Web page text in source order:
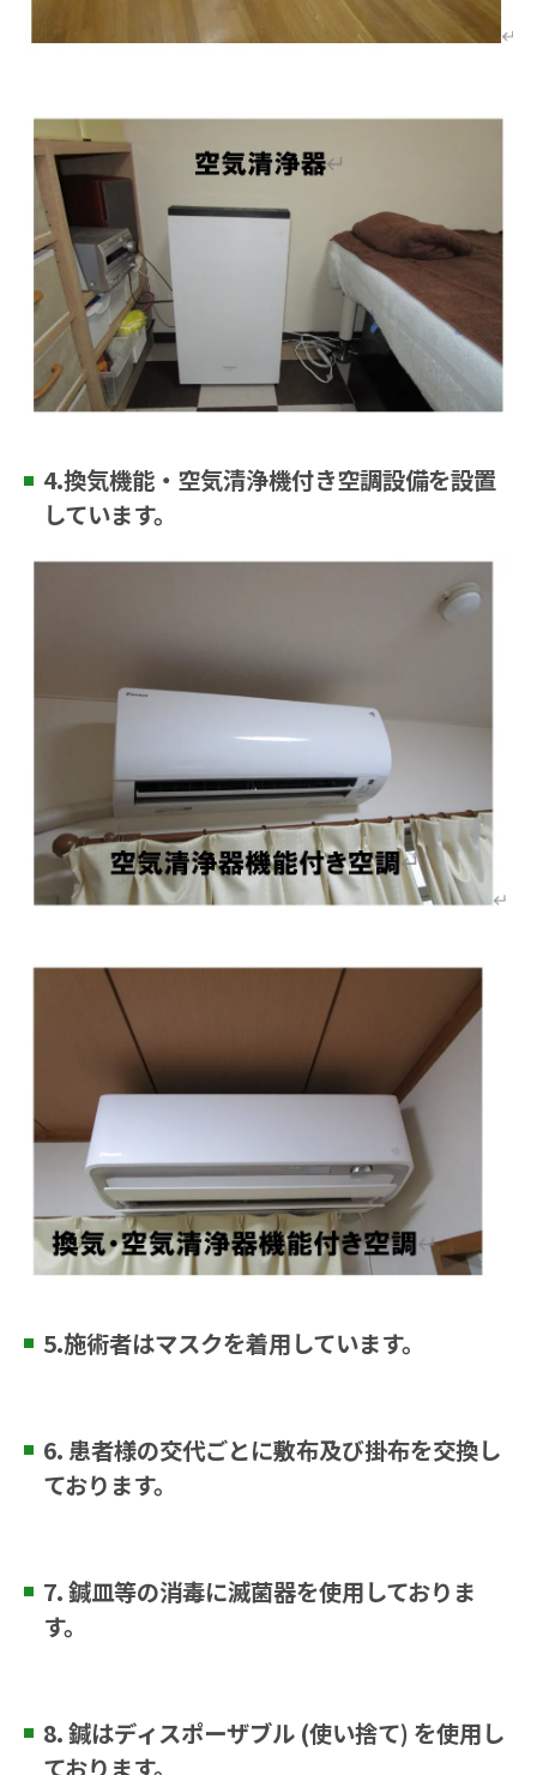
4.換気機能・空気清浄機付き空調設備を設置
しています。
5.施術者はマスクを着用しています。
6. 患者様の交代ごとに敷布及び掛布を交換し
ております。
7. 鍼皿等の消毒に滅菌器を使用しておりま
す。
8. 鍼はディスポーザブル (使い捨て) を使用し
ております。